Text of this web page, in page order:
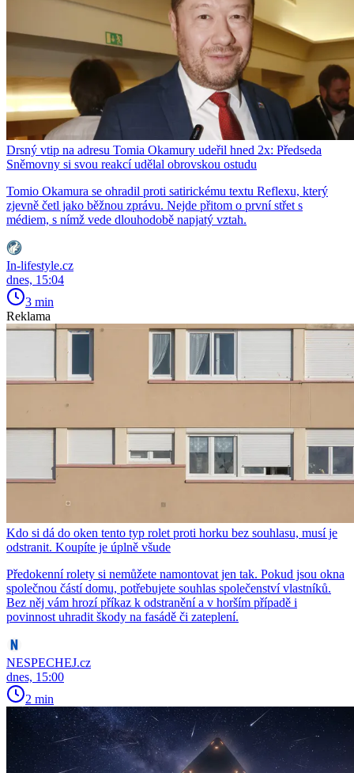
Drsný vtip na adresu Tomia Okamury udeřil hned 2x: Předseda
Sněmovny si svou reakcí udělal obrovskou ostudu
Tomio Okamura se ohradil proti satirickému textu Reflexu, který
zjevně četl jako běžnou zprávu. Nejde přitom o první střet s
médiem, s nímž vede dlouhodobě napjatý vztah.
In-lifestyle.cz
dnes, 15:04
3 min
Reklama
Kdo si dá do oken tento typ rolet proti horku bez souhlasu, musí je
odstranit. Koupíte je úplně všude
Předokenní rolety si nemůžete namontovat jen tak. Pokud jsou okna
společnou částí domu, potřebujete souhlas společenství vlastníků.
Bez něj vám hrozí příkaz k odstranění a v horším případě i
povinnost uhradit škody na fasádě či zateplení.
NESPECHEJ.cz
dnes, 15:00
2 min